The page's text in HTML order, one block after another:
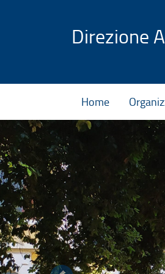
Direzione
Home